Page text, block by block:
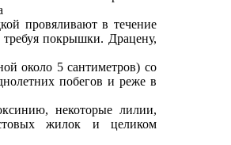
провяливают в течение
покрышки. Драцену,
около 5 сантиметров) со
побегов и реже в
некоторые лилии,
жилок и целиком